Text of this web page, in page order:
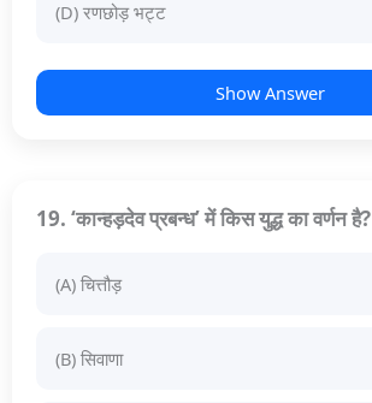
(D) रणछोड़ भट्ट
Show Answer
19. ‘कान्हड़देव प्रबन्ध’ में किस युद्ध का वर्णन है?
(A) चित्तौड़
(B) सिवाणा